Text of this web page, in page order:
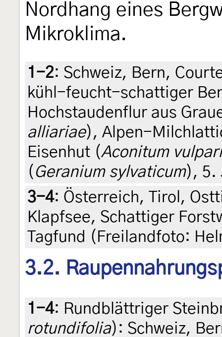
Nordhang eines
Mikroklima.
1-2: Schweiz, Bern,
kühl-feucht-schattiger
Hochstaudenflur aus
alliariae), Alpen-
Eisenhut (Aconitum
( Geranium sylvaticum), 5.
3-4: Österreich, Tirol,
Klapfsee, Schattiger
Tagfund (Freilandfoto:
3.2.
1-4: Rundblättriger
rotundifolia): Schweiz,